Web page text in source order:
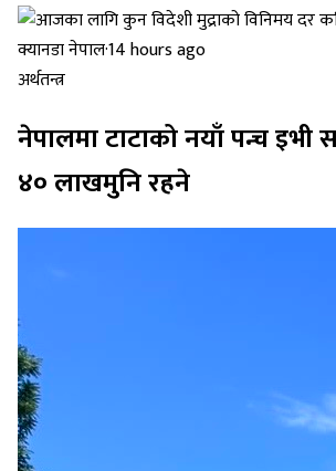
क्यानडा नेपाल·14 hours ago
अर्थतन्त्र
नेपालमा टाटाको नयाँ पन्च इभी
४० लाखमुनि रहने